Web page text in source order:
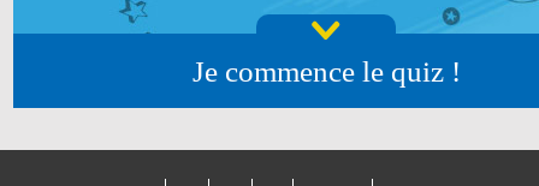
Je commence le quiz !